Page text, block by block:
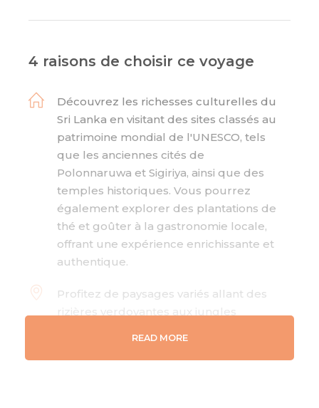
4 raisons de choisir ce voyage
Découvrez les richesses culturelles du
Sri Lanka en visitant des sites classés au
patrimoine mondial de l'UNESCO, tels
que les anciennes cités de
Polonnaruwa et Sigiriya, ainsi que des
temples historiques. Vous pourrez
également explorer des plantations de
thé et goûter à la gastronomie locale,
offrant une expérience enrichissante et
authentique.
Profitez de paysages variés allant des
rizières verdoyantes aux jungles
READ MORE